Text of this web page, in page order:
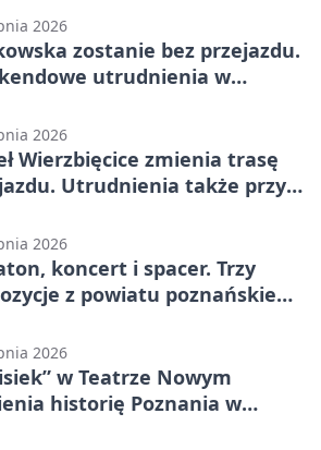
2026
zostanie bez przejazdu.
utrudnienia w
2026
Wierzbięcice zmienia trasę
Utrudnienia także przy
2026
koncert i spacer. Trzy
z powiatu poznańskiego
2026
w Teatrze Nowym
historię Poznania w